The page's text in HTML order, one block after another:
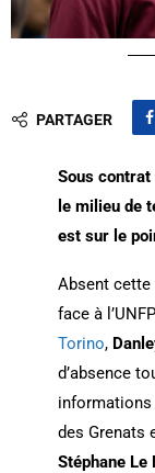
PARTAGER
Sous contrat
le milieu de
est sur le
Absent
face à
Torino,
d’absence
informations
des Grenats
Stéphane Le